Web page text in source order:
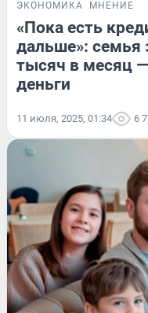
ЭКОНОМИКА МНЕНИЕ
«Пока есть
дальше»: семья
тысяч в месяц
деньги
11 июля, 2025, 01:34 6